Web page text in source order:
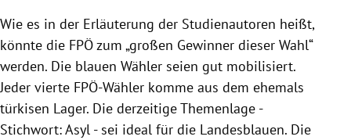
Wie es in der Erläuterung der Studienautoren heißt,
könnte die FPÖ zum „großen Gewinner dieser Wahl“
werden. Die blauen Wähler seien gut mobilisiert.
Jeder vierte FPÖ-Wähler komme aus dem ehemals
türkisen Lager. Die derzeitige Themenlage -
Stichwort: Asyl - sei ideal für die Landesblauen. Die